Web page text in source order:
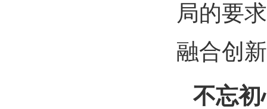
局的要
融合创
不忘